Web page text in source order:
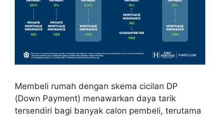
Membeli rumah dengan skema cicilan DP
(Down Payment) menawarkan daya tarik
tersendiri bagi banyak calon pembeli, terutama